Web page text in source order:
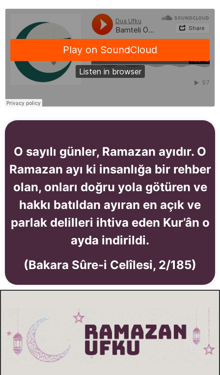
O sayılı günler, Ramazan ayıdır. O
Ramazan ayı ki insanlığa bir rehber
olan, onları doğru yola götüren ve
hakkı batıldan ayıran en açık ve
parlak delilleri ihtiva eden Kur’ân o
ayda indirildi.
(Bakara Sûre-i Celîlesi, 2/185)